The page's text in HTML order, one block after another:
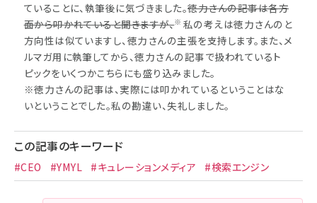
ていることに、執筆後に気づきました。徳力さんの記事は各方
面から叩かれていると聞きますが、※ 私の考えは徳力さんのと
方向性は似ていますし、徳力さんの主張を支持します。また、メ
ルマガ用に執筆してから、徳力さんの記事で扱われているト
ピックをいくつかこちらにも盛り込みました。
※徳力さんの記事は、実際には叩かれているということはな
いということでした。私の勘違い、失礼しました。
この記事のキーワード
#CEO #YMYL #キュレーションメディア #検索エンジン